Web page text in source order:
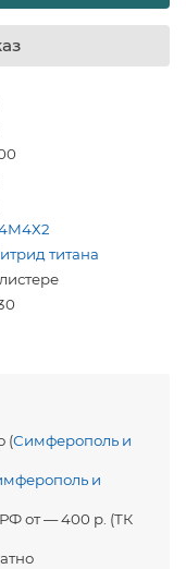
титана
(Симферополь и
и
от — 400 р. (ТК